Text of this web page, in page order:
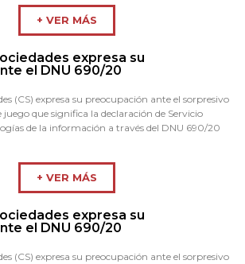
+ VER MÁS
expresa su
el DNU 690/20
(CS) expresa su preocupación ante el sorpresivo
juego que significa la declaración de Servicio
de la información a través del DNU 690/20
+ VER MÁS
expresa su
el DNU 690/20
(CS) expresa su preocupación ante el sorpresivo